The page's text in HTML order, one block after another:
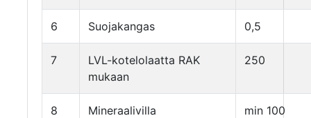
6 Suojakangas 0,5
7
LVL-kotelolaatta RAK
mukaan
250
8
Mineraalivilla
min 100